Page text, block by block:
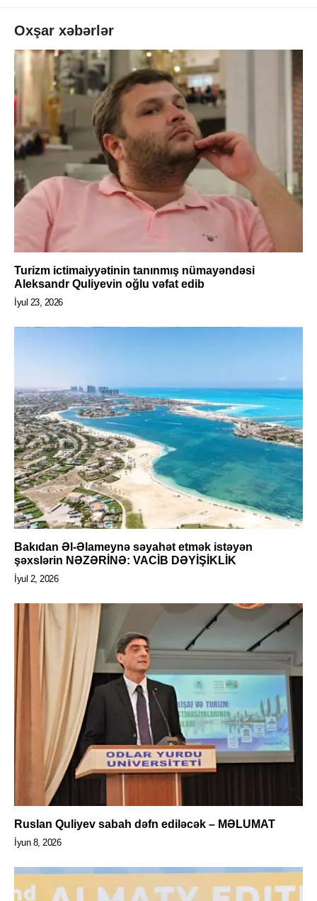
Oxşar xəbərlər
Turizm ictimaiyyətinin tanınmış nümayəndəsi
Aleksandr Quliyevin oğlu vəfat edib
İyul 23, 2026
Bakıdan Əl-Əlameynə səyahət etmək istəyən
şəxslərin NƏZƏRİNƏ: VACİB DƏYİŞİKLİK
İyul 2, 2026
Ruslan Quliyev sabah dəfn ediləcək – MƏLUMAT
İyun 8, 2026